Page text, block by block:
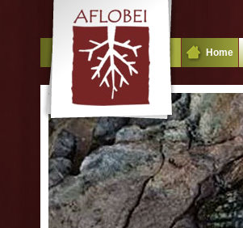
Home